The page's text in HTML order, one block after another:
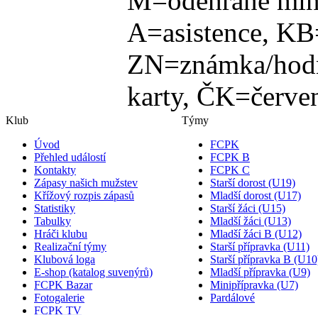
A=asistence,
ZN=známka/
karty,
Klub
Úvod
Přehled událostí
Kontakty
Zápasy našich mužstev
Křížový rozpis zápasů
Statistiky
Tabulky
Hráči klubu
Realizační týmy
Klubová loga
E-shop (katalog suvenýrů)
FCPK Bazar
Fotogalerie
FCPK TV
Týmy
FCPK
FCPK B
FCPK C
Starší dorost (U19)
Mladší dorost (U17)
Starší žáci (U15)
Mladší žáci (U13)
Mladší žáci B (U12)
Starší přípravka (U11)
Starší přípravka B
Mladší přípravka (U9)
Minipřípravka (U7)
Pardálové